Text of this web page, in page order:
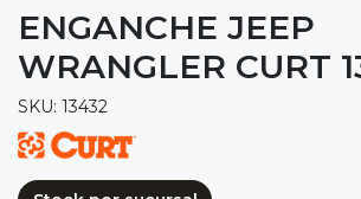
ENGANCHE JEEP
WRANGLER CURT
SKU: 13432